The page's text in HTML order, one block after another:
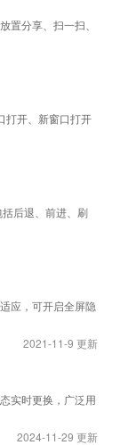
置分享、扫一扫、
打开、新窗口打开
后退、前进、刷
应，可开启全屏隐
2021-11-9 更新
实时更换，广泛用
2024-11-29 更新